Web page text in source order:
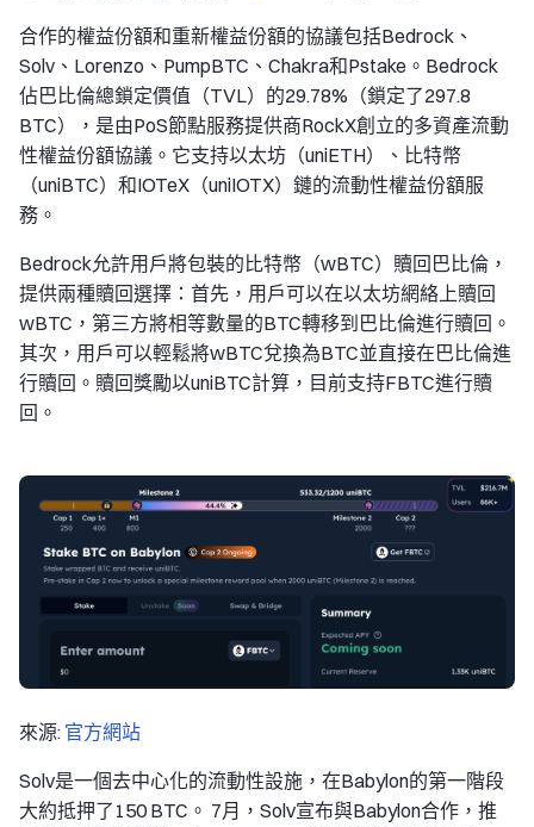
合作的權益份額和重新權益份額的協議包括Bedrock、
Solv、Lorenzo、PumpBTC、Chakra和Pstake。Bedrock
佔巴比倫總鎖定價值（TVL）的29.78%（鎖定了297.8
BTC），是由PoS節點服務提供商RockX創立的多資產流動
性權益份額協議。它支持以太坊（uniETH）、比特幣
（uniBTC）和IOTeX（uniIOTX）鏈的流動性權益份額服
務。
Bedrock允許用戶將包裝的比特幣（wBTC）贖回巴比倫，
提供兩種贖回選擇：首先，用戶可以在以太坊網絡上贖回
wBTC，第三方將相等數量的BTC轉移到巴比倫進行贖回。
其次，用戶可以輕鬆將wBTC兌換為BTC並直接在巴比倫進
行贖回。贖回獎勵以uniBTC計算，目前支持FBTC進行贖
回。
來源: 官方網站
Solv是一個去中心化的流動性設施，在Babylon的第一階段
大約抵押了150 BTC。 7月，Solv宣布與Babylon合作，推